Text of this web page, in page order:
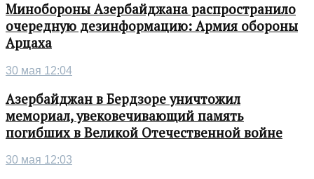
Минобороны Азербайджана распространило
очередную дезинформацию: Армия обороны
Арцаха
30 мая 12:04
Азербайджан в Бердзоре уничтожил
мемориал, увековечивающий память
погибших в Великой Отечественной войне
30 мая 12:03